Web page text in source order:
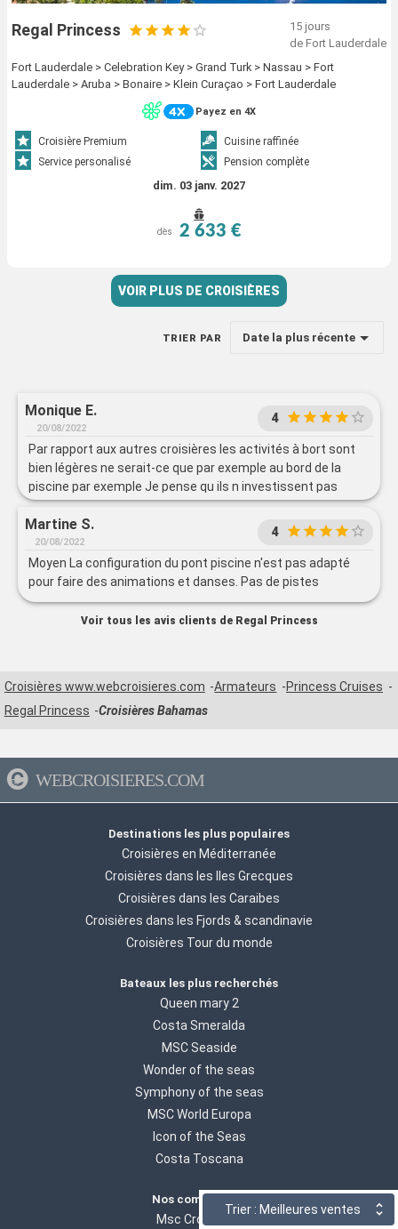
Trier : Meilleures ventes
Regal Princess
15 jours
de Fort Lauderdale
Fort Lauderdale > Celebration Key > Grand Turk > Nassau > Fort
Lauderdale > Aruba > Bonaire > Klein Curaçao > Fort Lauderdale
Payez en 4X
Croisière Premium
Cuisine raffinée
Service personalisé
Pension complète
dim. 03 janv. 2027
dès 2 633 €
VOIR PLUS DE CROISIÈRES
TRIER PAR Date la plus récente
Monique E.
20/08/2022
4
Par rapport aux autres croisières les activités à bort sont
bien légères ne serait-ce que par exemple au bord de la
piscine par exemple Je pense qu ils n investissent pas
assez pour les animations
Martine S.
20/08/2022
4
Moyen La configuration du pont piscine n'est pas adapté
pour faire des animations et danses. Pas de pistes
Voir tous les avis clients de Regal Princess
Croisières www.webcroisieres.com Armateurs
Princess Cruises
Regal Princess
Croisières Bahamas
WEBCROISIERES.COM
Destinations les plus populaires
Croisières en Méditerranée
Croisières dans les Iles Grecques
Croisières dans les Caraibes
Croisières dans les Fjords & scandinavie
Croisières Tour du monde
Bateaux les plus recherchés
Queen mary 2
Costa Smeralda
MSC Seaside
Wonder of the seas
Symphony of the seas
MSC World Europa
Icon of the Seas
Costa Toscana
Nos compagnies
Msc Croisières